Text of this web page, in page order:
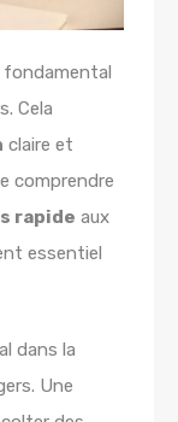
fondamental
Cela
claire et
comprendre
rapide aux
essentiel
dans la
Une